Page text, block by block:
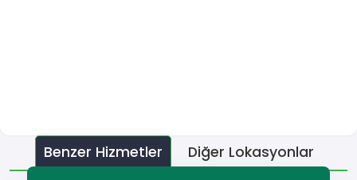
Benzer Hizmetler Diğer Lokasyonlar